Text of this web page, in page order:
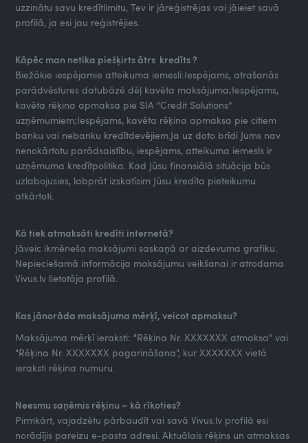
uzzinātu savu kredītlimitu, Tev ir jāreģistrējas vai jāieiet savā
profilā, ja esi jau reģistrējies.
Kāpēc man netika piešķirts ātrs kredīts ?
Biežākie iespējamie atteikuma iemesli:Iespējams, atrašanās
parādvēstures datubāzē dēļ kavēta maksājuma;Iespējams,
kavēta rēķina apmaksa pie SIA “Credit Solutions”
uzņēmumiem;Iespējams, kavēta rēķina apmaksa pie citiem
banku vai nebanku kredītdevējiem.Ja uz doto brīdi Jums nav
nenokārtotu parādsaistību, iespējams, atteikuma iemesls ir
uzņēmuma kredītpolitika. Kad Jūsu finansiālā situācija būs
uzlabojusies, labprāt izskatīsim Jūsu kredīta pieteikumu
atkārtoti.
Kā tiek atmaksāti kredīti internetā?
Jāveic ikmēneša maksājumi saskaņā ar aizdevuma grafiku.
Nepieciešamā informācija maksājumu veikšanai ir atrodama
Vivus.lv lietotāja profilā.
Kas jānorāda maksājuma mērķī, veicot apmaksu?
Maksājuma mērķī ieraksti: "Rēķina Nr. XXXXXXX atmaksa" vai
"Rēķina Nr. XXXXXXX pagarināšana", kur XXXXXXX vietā
ieraksti rēķina numuru.
Neesmu saņēmis rēķinu – kā rīkoties?
Pirmkārt, vajadzētu pārbaudīt vai savā Vivus.lv profilā esi
norādījis pareizu e-pasta adresi. Aktuālais rēķins un atmaksas